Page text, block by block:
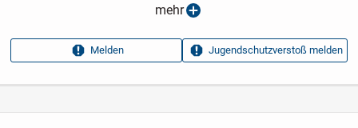
29.03.2026
Anzeigen­kennung
c99b1ae7
Aufrufe dieser
3
mehr
Melden Jugendschutzverstoß melden